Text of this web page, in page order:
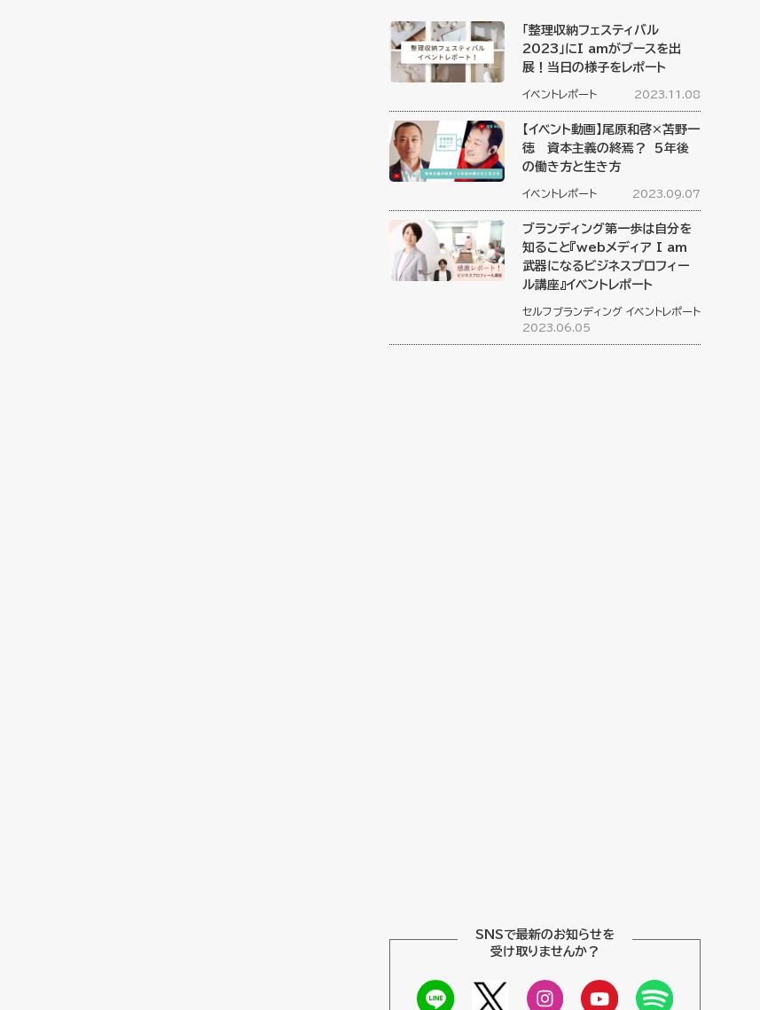
「整理収納フェスティバル
2023」にI amがブースを出
展！当日の様子をレポート
イベントレポート 2023.11.08
【イベント動画】尾原和啓×苫野一
徳 資本主義の終焉？ ５年後
の働き方と生き方
イベントレポート 2023.09.07
ブランディング第一歩は自分を
知ること『webメディア I am
武器になるビジネスプロフィー
ル講座』イベントレポート
セルフブランディング イベントレポート
2023.06.05
SNSで最新のお知らせを
受け取りませんか？